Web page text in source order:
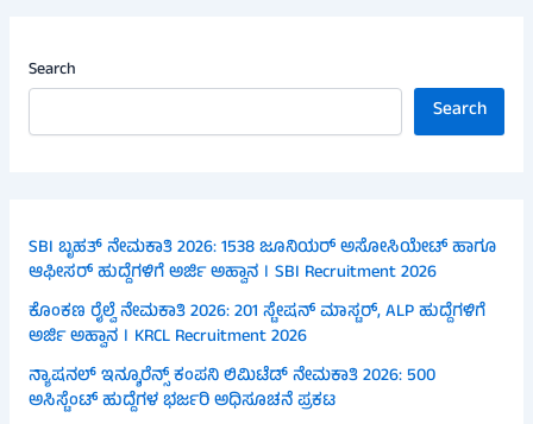
Search
Search
SBI ಬೃಹತ್ ನೇಮಕಾತಿ 2026: 1538 ಜೂನಿಯರ್ ಅಸೋಸಿಯೇಟ್ ಹಾಗೂ
ಆಫೀಸರ್ ಹುದ್ದೆಗಳಿಗೆ ಅರ್ಜಿ ಅಹ್ವಾನ । SBI Recruitment 2026
ಕೊಂಕಣ ರೈಲ್ವೆ ನೇಮಕಾತಿ 2026: 201 ಸ್ಟೇಷನ್ ಮಾಸ್ಟರ್, ALP ಹುದ್ದೆಗಳಿಗೆ
ಅರ್ಜಿ ಅಹ್ವಾನ । KRCL Recruitment 2026
ನ್ಯಾಷನಲ್ ಇನ್ಶೂರೆನ್ಸ್ ಕಂಪನಿ ಲಿಮಿಟೆಡ್ ನೇಮಕಾತಿ 2026: 500
ಅಸಿಸ್ಟೆಂಟ್ ಹುದ್ದೆಗಳ ಭರ್ಜರಿ ಅಧಿಸೂಚನೆ ಪ್ರಕಟ